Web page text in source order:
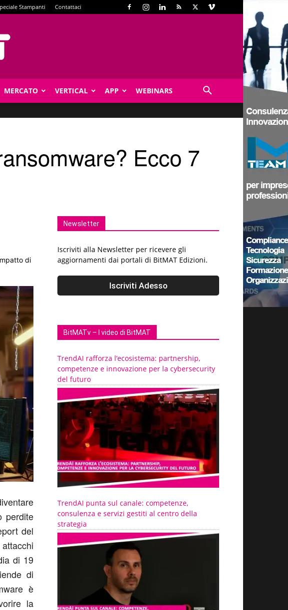
Stampanti Contattaci
MERCATO VERTICAL APP WEBINARS
Ecco 7
di
perdite
del
di 19
di
è
la
Newsletter
Iscriviti alla Newsletter per ricevere gli
aggiornamenti dai portali di BitMAT Edizioni.
BitMATv – I video di BitMAT
TrendAI rafforza l’ecosistema: partnership,
competenze e innovazione per la cybersecurity
del futuro
TrendAI punta sul canale: competenze,
consulenza e servizi gestiti al centro della
strategia